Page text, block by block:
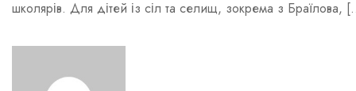
школярів. Для дітей із сіл та селищ, зокрема з Браїлова,